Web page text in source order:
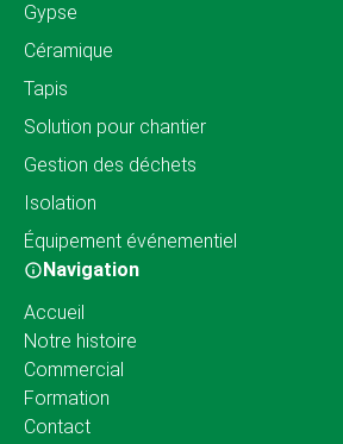
Gypse
Céramique
Tapis
Solution pour chantier
Gestion des déchets
Isolation
Équipement événementiel
Navigation
Accueil
Notre histoire
Commercial
Formation
Contact